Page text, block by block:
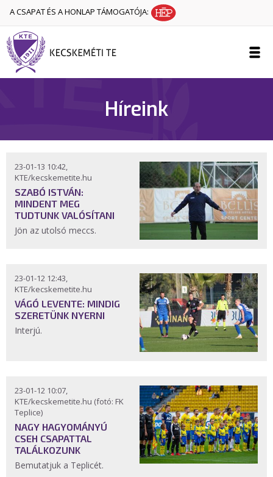
A CSAPAT ÉS A HONLAP TÁMOGATÓJA:
Híreink
23-01-13 10:42,
KTE/kecskemetite.hu
SZABÓ ISTVÁN:
MINDENT MEG
TUDTUNK VALÓSÍTANI
Jön az utolsó meccs.
23-01-12 12:43,
KTE/kecskemetite.hu
VÁGÓ LEVENTE: MINDIG
SZERETÜNK NYERNI
Interjú.
23-01-12 10:07,
KTE/kecskemetite.hu (fotó: FK
Teplice)
NAGY HAGYOMÁNYÚ
CSEH CSAPATTAL
TALÁLKOZUNK
Bemutatjuk a Teplicét.